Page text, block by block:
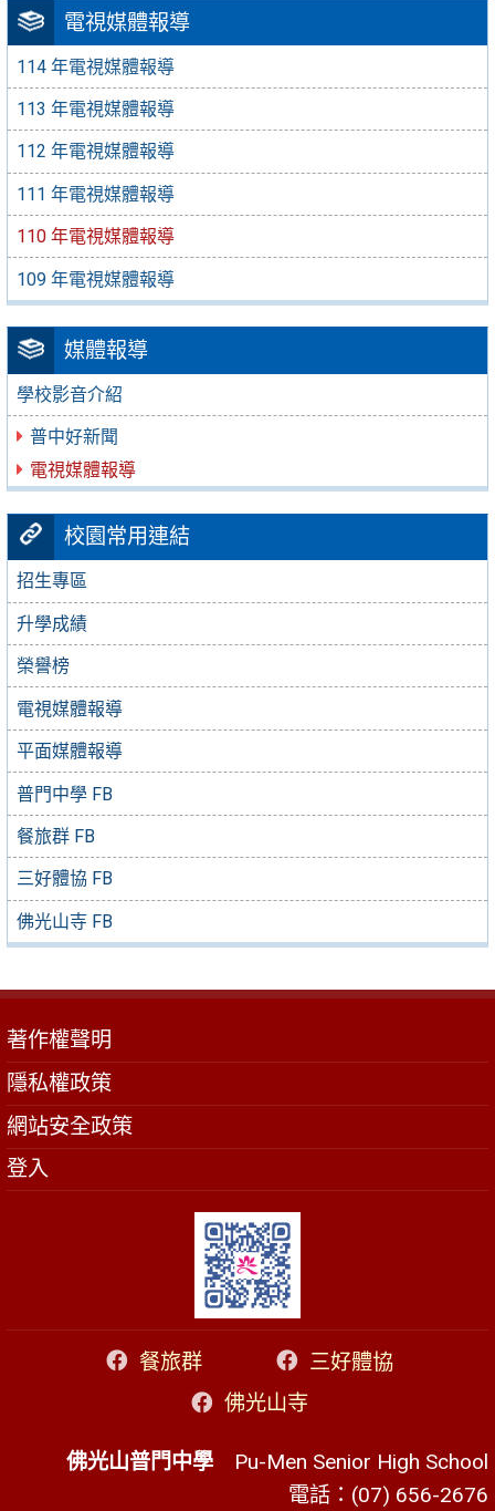
電視媒體報導
114 年電視媒體報導
113 年電視媒體報導
112 年電視媒體報導
111 年電視媒體報導
110 年電視媒體報導
109 年電視媒體報導
媒體報導
學校影音介紹
普中好新聞
電視媒體報導
校園常用連結
招生專區
升學成績
榮譽榜
電視媒體報導
平面媒體報導
普門中學 FB
餐旅群 FB
三好體協 FB
佛光山寺 FB
著作權聲明
隱私權政策
網站安全政策
登入
餐旅群
三好體協
佛光山寺
佛光山普門中學 Pu-Men Senior High School
電話：(07) 656-2676